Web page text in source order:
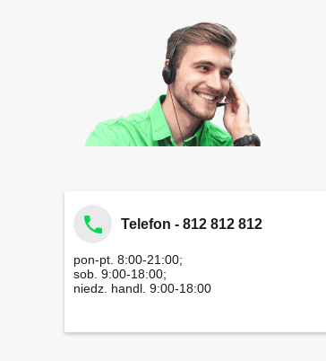
Telefon - 812 812 812
pon-pt. 8:00-21:00;
sob. 9:00-18:00;
niedz. handl. 9:00-18:00